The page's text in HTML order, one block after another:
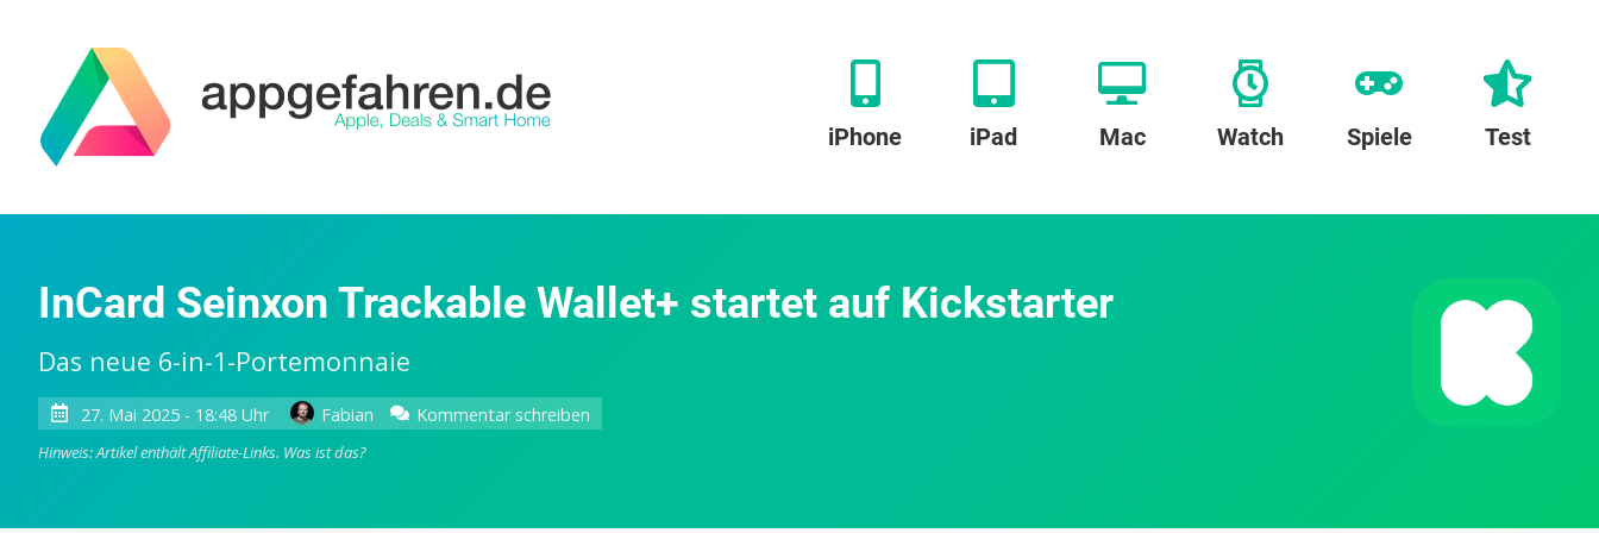
iPhone iPad Mac Watch Spiele Test
InCard Seinxon Trackable Wallet+ startet auf Kickstarter
Das neue 6-in-1-Portemonnaie
27. Mai 2025 - 18:48 Uhr Fabian Kommentar schreiben
Hinweis: Artikel enthält Affiliate-Links. Was ist das?